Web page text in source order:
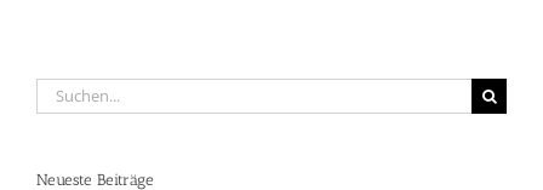
Suche
nach:
Neueste Beiträge